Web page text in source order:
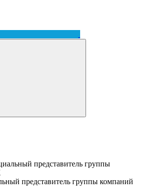
представитель группы компаний